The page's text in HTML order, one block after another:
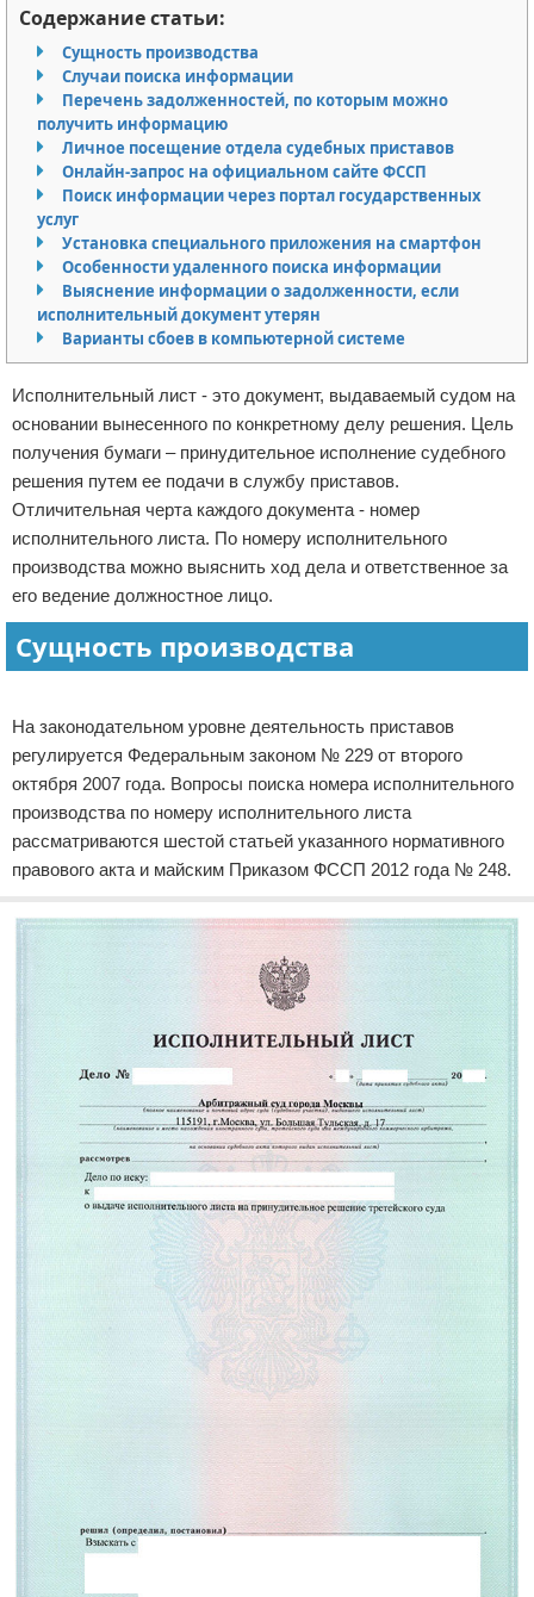
Право собственности
Исполнительное производство
Судопроизводство
Защита прав потребителей
Содержание статьи:
Сущность производства
Случаи поиска информации
Перечень задолженностей, по которым можно
получить информацию
Личное посещение отдела судебных приставов
Онлайн-запрос на официальном сайте ФССП
Поиск информации через портал государственных
услуг
Установка специального приложения на смартфон
Особенности удаленного поиска информации
Выяснение информации о задолженности, если
исполнительный документ утерян
Варианты сбоев в компьютерной системе
Исполнительный лист - это документ, выдаваемый судом на
основании вынесенного по конкретному делу решения. Цель
получения бумаги – принудительное исполнение судебного
решения путем ее подачи в службу приставов.
Отличительная черта каждого документа - номер
исполнительного листа. По номеру исполнительного
производства можно выяснить ход дела и ответственное за
его ведение должностное лицо.
Сущность производства
На законодательном уровне деятельность приставов
регулируется Федеральным законом № 229 от второго
октября 2007 года. Вопросы поиска номера исполнительного
производства по номеру исполнительного листа
рассматриваются шестой статьей указанного нормативного
правового акта и майским Приказом ФССП 2012 года № 248.